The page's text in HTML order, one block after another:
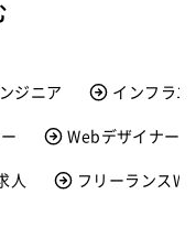
ジニア
インフラ
Webデザイナー
人
フリーランス